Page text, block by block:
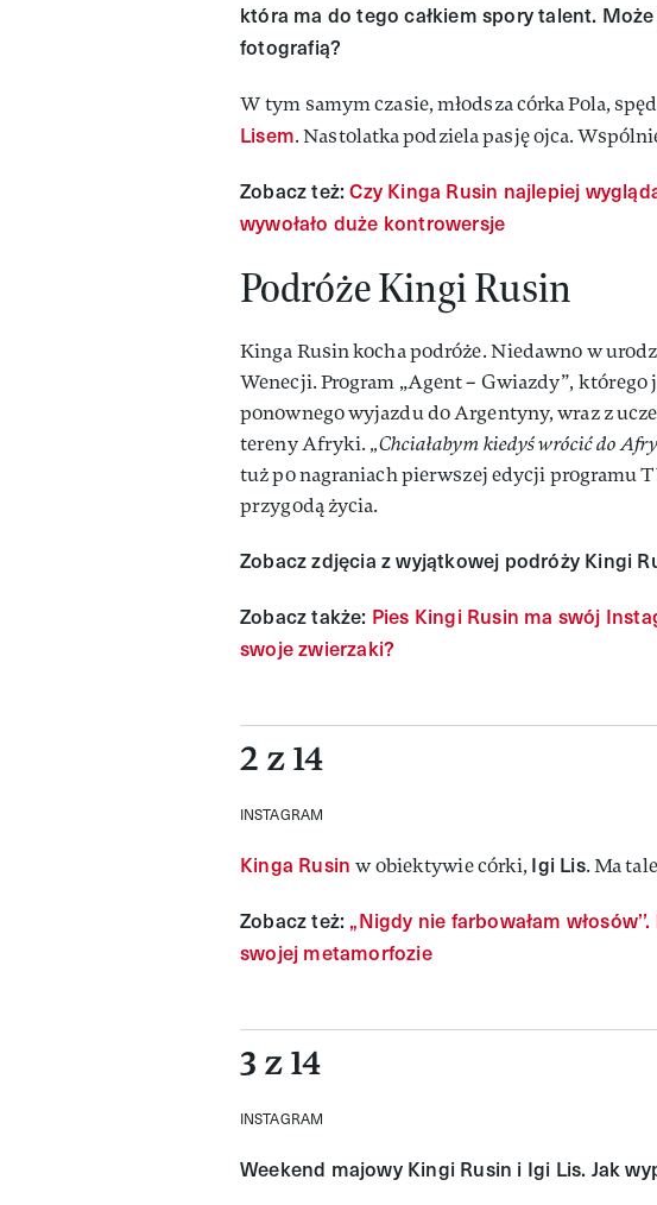
która ma do tego całkiem spory talent.
fotografią?
W tym samym czasie, młodsza córka Pola,
Lisem. Nastolatka podziela pasję ojca.
Zobacz też:Czy Kinga Rusin najlepiej
wywołało duże kontrowersje
Podróże Kingi Rusin
Kinga Rusin kocha podróże. Niedawno w
Wenecji. Program „Agent – Gwiazdy”, którego
ponownego wyjazdu do Argentyny, wraz z
tereny Afryki. „Chciałabym kiedyś wrócić do
tuż po nagraniach pierwszej edycji programu
przygodą życia.
Zobacz zdjęcia z wyjątkowej podróży Kingi
Zobacz także: Pies Kingi Rusin ma swój
swoje zwierzaki?
2 z 14
INSTAGRAM
Kinga Rusin w obiektywie córki, Igi Lis. Ma
Zobacz też: „Nigdy nie farbowałam
swojej metamorfozie
3 z 14
INSTAGRAM
Weekend majowy Kingi Rusin i Igi Lis. Jak